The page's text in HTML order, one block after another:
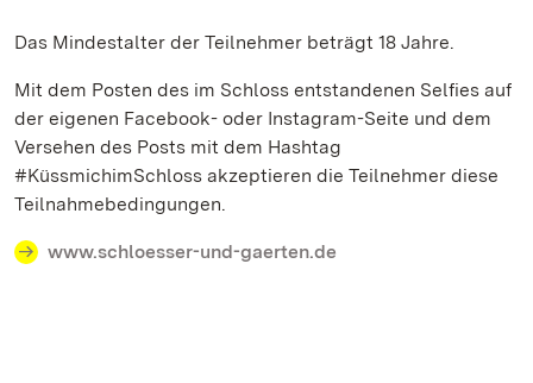
Das Mindestalter der Teilnehmer beträgt 18 Jahre.
Mit dem Posten des im Schloss entstandenen Selfies auf
der eigenen Facebook- oder Instagram-Seite und dem
Versehen des Posts mit dem Hashtag
#KüssmichimSchloss akzeptieren die Teilnehmer diese
Teilnahmebedingungen.
www.schloesser-und-gaerten.de